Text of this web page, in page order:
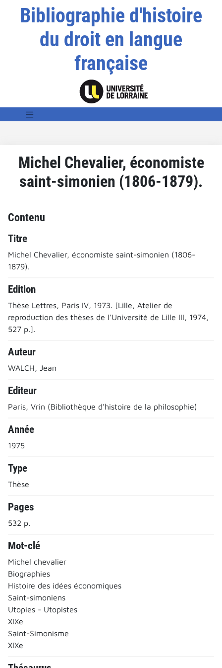
Bibliographie d'histoire
du droit en langue
française
Michel Chevalier, économiste
saint-simonien (1806-1879).
Contenu
Titre
Michel Chevalier, économiste saint-simonien (1806-
1879).
Edition
Thèse Lettres, Paris IV, 1973. [Lille, Atelier de
reproduction des thèses de l'Université de Lille III, 1974,
527 p.].
Auteur
WALCH, Jean
Editeur
Paris, Vrin (Bibliothèque d'histoire de la philosophie)
Année
1975
Type
Thèse
Pages
532 p.
Mot-clé
Michel chevalier
Biographies
Histoire des idées économiques
Saint-simoniens
Utopies - Utopistes
XIXe
Saint-Simonisme
XIXe